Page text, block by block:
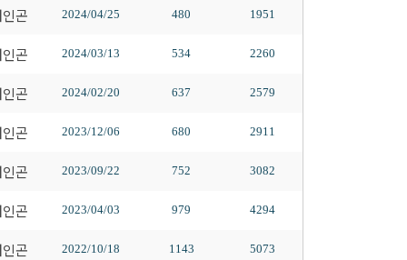
곤 2024/04/25 480 1951
곤 2024/03/13 534 2260
곤 2024/02/20 637 2579
곤 2023/12/06 680 2911
곤 2023/09/22 752 3082
곤 2023/04/03 979 4294
곤 2022/10/18 1143 5073